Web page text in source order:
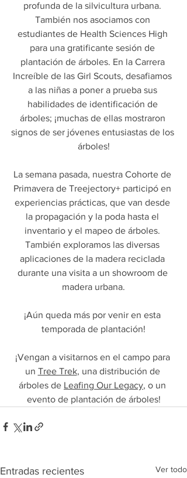
profunda de la silvicultura urbana.
También nos asociamos con
estudiantes de Health Sciences High
para una gratificante sesión de
plantación de árboles. En la Carrera
Increíble de las Girl Scouts, desafiamos
a las niñas a poner a prueba sus
habilidades de identificación de
árboles; ¡muchas de ellas mostraron
signos de ser jóvenes entusiastas de los
árboles!
La semana pasada, nuestra Cohorte de
Primavera de Treejectory+ participó en
experiencias prácticas, que van desde
la propagación y la poda hasta el
inventario y el mapeo de árboles.
También exploramos las diversas
aplicaciones de la madera reciclada
durante una visita a un showroom de
madera urbana.
¡Aún queda más por venir en esta
temporada de plantación!
¡Vengan a visitarnos en el campo para
un Tree Trek, una distribución de
árboles de Leafing Our Legacy, o un
evento de plantación de árboles!
Entradas recientes Ver todo